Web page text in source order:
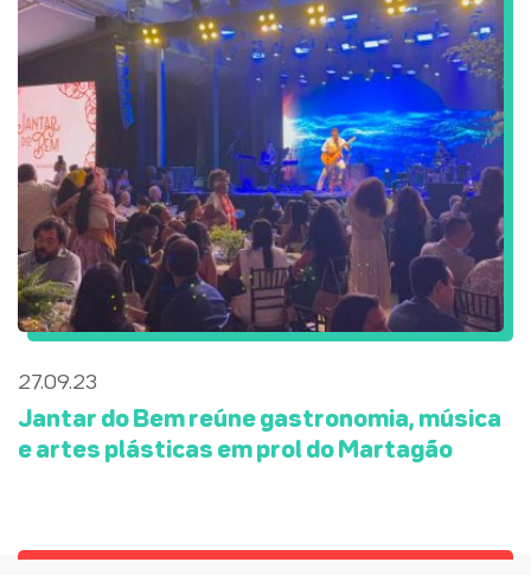
27.09.23
Jantar do Bem reúne gastronomia, música
e artes plásticas em prol do Martagão